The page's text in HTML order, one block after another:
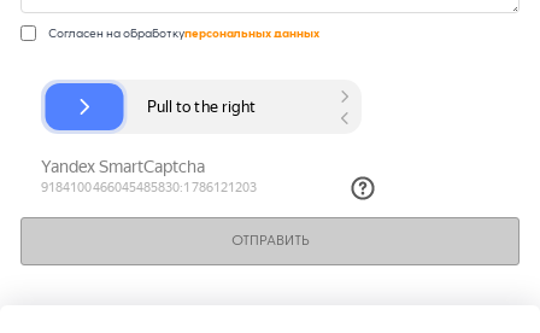
Согласен на обработкуперсональных данных
ОТПРАВИТЬ